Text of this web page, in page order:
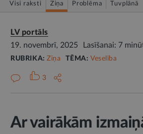
Visi raksti Ziņa Problēma Tuvplānā
LV portāls
19. novembrī, 2025
Lasīšanai: 7
RUBRIKA:Ziņa TĒMA:Veselība
3
Ar vairākām